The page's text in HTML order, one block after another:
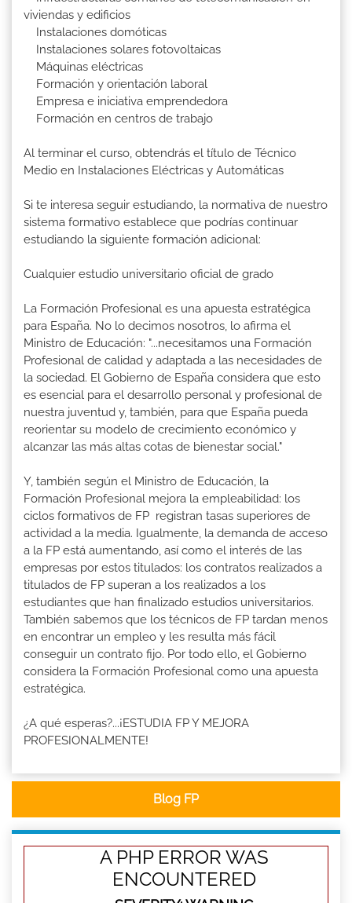
viviendas y edificios
Instalaciones domóticas
Instalaciones solares fotovoltaicas
Máquinas eléctricas
Formación y orientación laboral
Empresa e iniciativa emprendedora
Formación en centros de trabajo
Al terminar el curso, obtendrás el título de Técnico
Medio en Instalaciones Eléctricas y Automáticas
Si te interesa seguir estudiando, la normativa de nuestro
sistema formativo establece que podrías continuar
estudiando la siguiente formación adicional:
Cualquier estudio universitario oficial de grado
La Formación Profesional es una apuesta estratégica
para España. No lo decimos nosotros, lo afirma el
Ministro de Educación: "...necesitamos una Formación
Profesional de calidad y adaptada a las necesidades de
la sociedad. El Gobierno de España considera que esto
es esencial para el desarrollo personal y profesional de
nuestra juventud y, también, para que España pueda
reorientar su modelo de crecimiento económico y
alcanzar las más altas cotas de bienestar social."
Y, también según el Ministro de Educación, la
Formación Profesional mejora la empleabilidad: los
ciclos formativos de FP registran tasas superiores de
actividad a la media. Igualmente, la demanda de acceso
a la FP está aumentando, así como el interés de las
empresas por estos titulados: los contratos realizados a
titulados de FP superan a los realizados a los
estudiantes que han finalizado estudios universitarios.
También sabemos que los técnicos de FP tardan menos
en encontrar un empleo y les resulta más fácil
conseguir un contrato fijo. Por todo ello, el Gobierno
considera la Formación Profesional como una apuesta
estratégica.
¿A qué esperas?...¡ESTUDIA FP Y MEJORA
PROFESIONALMENTE!
Blog FP
A PHP ERROR WAS
ENCOUNTERED